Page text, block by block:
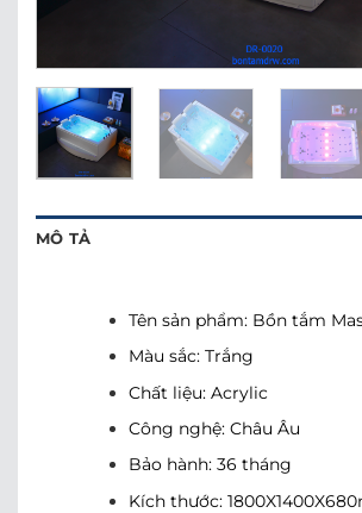
MÔ TẢ
Tên sản phẩm: Bồn tắm
Màu sắc: Trắng
Chất liệu: Acrylic
Công nghệ: Châu Âu
Bảo hành: 36 tháng
Kích thước: